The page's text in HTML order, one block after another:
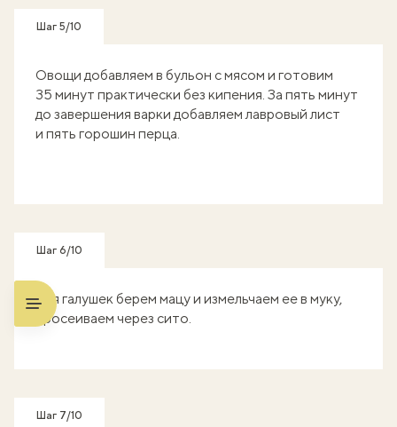
Шаг 5/10
Овощи добавляем в бульон с мясом и готовим
35 минут практически без кипения. За пять минут
до завершения варки добавляем лавровый лист
и пять горошин перца.
Шаг 6/10
Для галушек берем мацу и измельчаем ее в муку,
просеиваем через сито.
Шаг 7/10